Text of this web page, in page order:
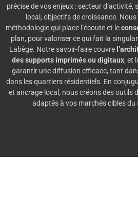
précise de vos enjeux : secteur
local, objectifs de croissance.
méthodologie qui place l’écoute et le
plan, pour valoriser ce qui fait la
Labège. Notre savoir-faire couvre
des supports imprimés ou digitaux, et
garantir une diffusion efficace, tant
dans les quartiers résidentiels. En
et ancrage local, nous créons des outils
adaptés à vos marchés cibles